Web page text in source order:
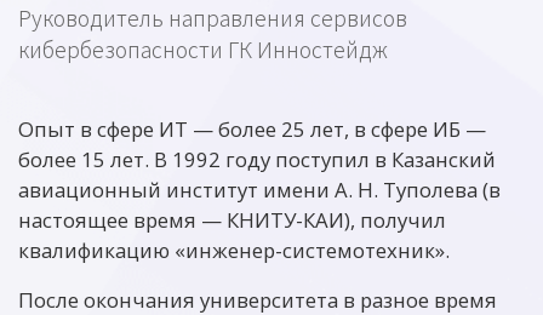
Руководитель направления сервисов
кибербезопасности ГК Инностейдж
Опыт в сфере ИТ — более 25 лет, в сфере ИБ —
более 15 лет. В 1992 году поступил в Казанский
авиационный институт имени А. Н. Туполева (в
настоящее время — КНИТУ-КАИ), получил
квалификацию «инженер-системотехник».
После окончания университета в разное время